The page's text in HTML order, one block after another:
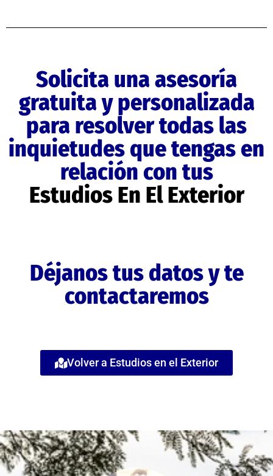
Solicita una asesoría
gratuita y personalizada
para resolver todas las
inquietudes que tengas en
relación con tus
Estudios En El Exterior
Déjanos tus datos y te
contactaremos
Volver a Estudios en el Exterior